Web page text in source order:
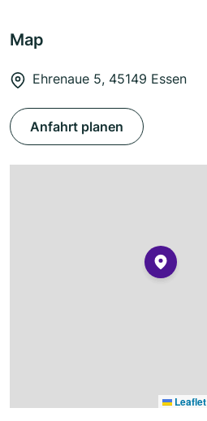
Map
Ehrenaue 5, 45149 Essen
Anfahrt planen
Leaflet